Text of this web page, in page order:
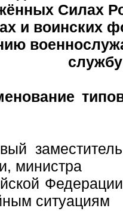
Силах
и воинских
министра
Федерации
ситуациям